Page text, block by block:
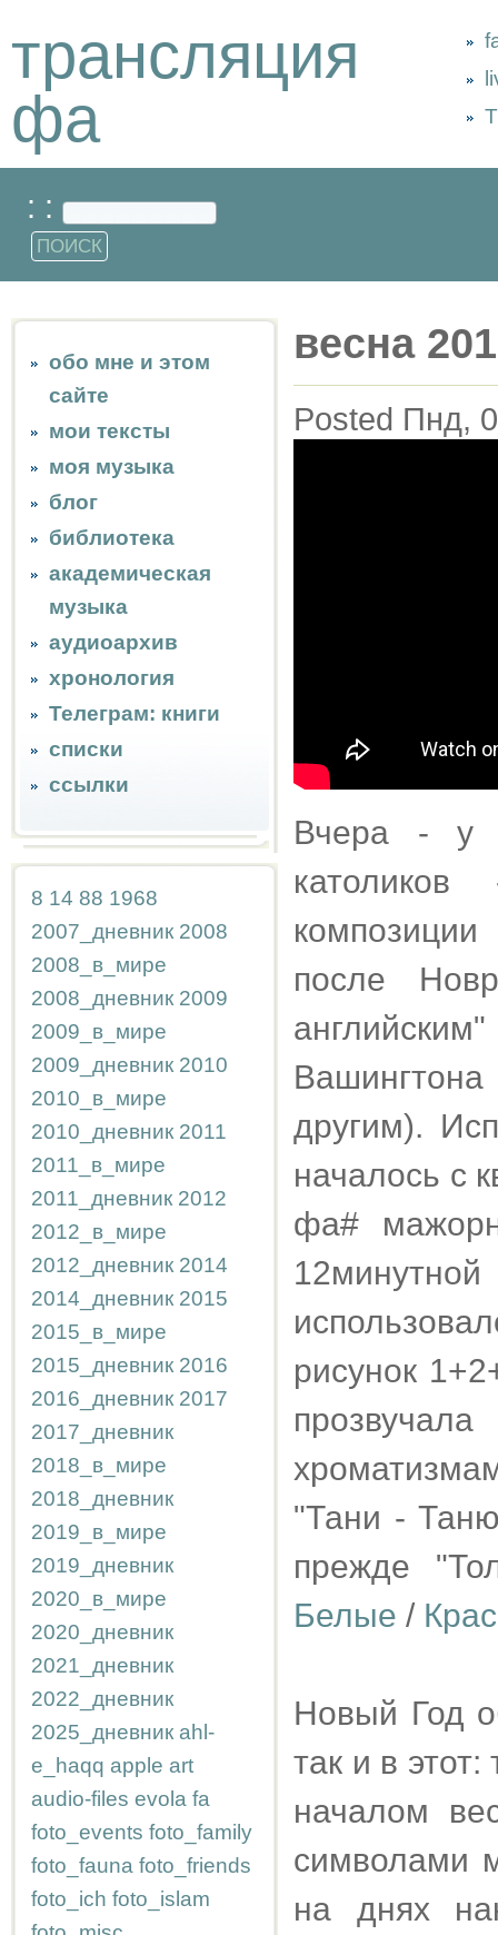
трансляция
фа
: :
обо мне и этом
сайте
мои тексты
моя музыка
блог
библиотека
академическая
музыка
аудиоархив
хронология
Телеграм: книги
списки
ссылки
8 14 88 1968
2007_дневник 2008
2008_в_мире
2008_дневник 2009
2009_в_мире
2009_дневник 2010
2010_в_мире
2010_дневник 2011
2011_в_мире
2011_дневник 2012
2012_в_мире
2012_дневник 2014
2014_дневник 2015
2015_в_мире
2015_дневник 2016
2016_дневник 2017
2017_дневник
2018_в_мире
2018_дневник
2019_в_мире
2019_дневник
2020_в_мире
2020_дневник
2021_дневник
2022_дневник
2025_дневник ahl-
e_haqq apple art
audio-files evola fa
foto_events foto_family
foto_fauna foto_friends
foto_ich foto_islam
весна
Posted Пнд,
Вчера - у
после
другим).
началось с
фа#
рисунок
"Тани -
прежде
Белые /
Новый Год
так и в
началом
символами
на днях